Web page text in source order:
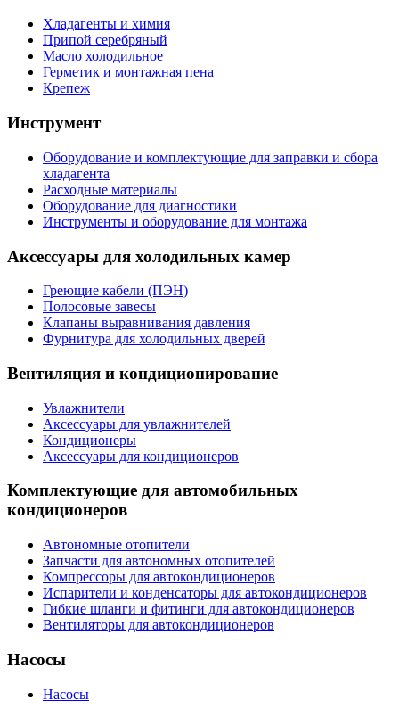
Хладагенты и химия
Припой серебряный
Масло холодильное
Герметик и монтажная пена
Крепеж
Инструмент
Оборудование и комплектующие для заправки и сбора
хладагента
Расходные материалы
Оборудование для диагностики
Инструменты и оборудование для монтажа
Аксессуары для холодильных камер
Греющие кабели (ПЭН)
Полосовые завесы
Клапаны выравнивания давления
Фурнитура для холодильных дверей
Вентиляция и кондиционирование
Увлажнители
Аксессуары для увлажнителей
Кондиционеры
Аксессуары для кондиционеров
Комплектующие для автомобильных
кондиционеров
Автономные отопители
Запчасти для автономных отопителей
Компрессоры для автокондиционеров
Испарители и конденсаторы для автокондиционеров
Гибкие шланги и фитинги для автокондиционеров
Вентиляторы для автокондиционеров
Насосы
Насосы